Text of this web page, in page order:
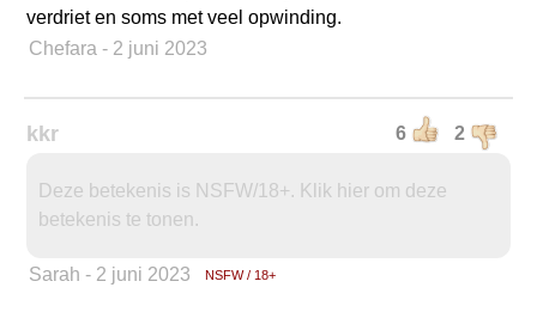
verdriet en soms met veel opwinding.
Chefara - 2 juni 2023
6 2
kkr
Deze betekenis is NSFW/18+. Klik hier om deze
betekenis te tonen.
Sarah - 2 juni 2023 NSFW / 18+